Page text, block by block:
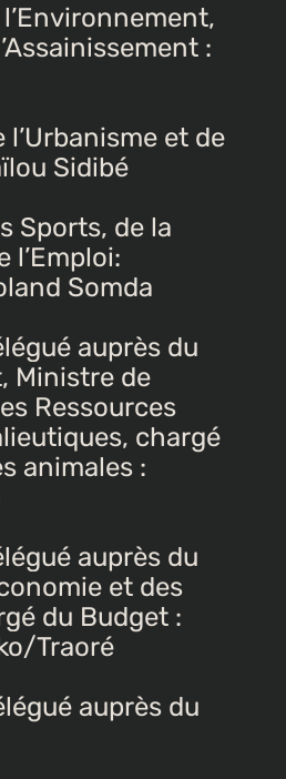
:
et de
Sidibé
Sports, de la
l’Emploi:
Somda
auprès du
Ministre de
Ressources
chargé
animales :
auprès du
et des
du Budget :
Traoré
auprès du